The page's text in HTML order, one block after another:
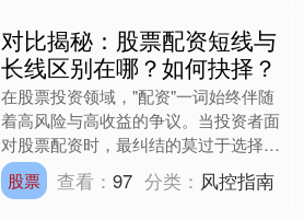
对比揭秘：股票配资短线与
长线区别在哪？如何抉择？
在股票投资领域，"配资"一词始终伴随
着高风险与高收益的争议。当投资者面
对股票配资时，最纠结的莫过于选择短
线还是长线策略。本文将通过独家案例
与最新数据，深度解析两....
股票 查看：97 分类： 风控指南